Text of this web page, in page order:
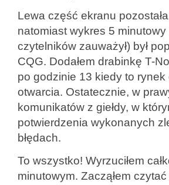
Lewa część ekranu
natomiast wykres 5
czytelników zauważył) był
CQG. Dodałem drabinkę T-
po godzinie 13 kiedy to
otwarcia. Ostatecznie, w
komunikatów z giełdy, w
potwierdzenia wykonanych
błędach.
To wszystko! Wyrzuciłem
minutowym. Zacząłem